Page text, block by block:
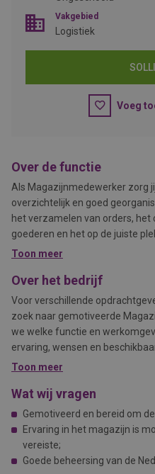
Vakgebied
Logistiek
Voeg
Over de functie
Als Magazijnmedewerker zorg
overzichtelijk en goed
het verzamelen van orders,
goederen en het op de juiste
werk je nauwkeurig en zorg je
Toon meer
Over het bedrijf
Voor verschillende
zoek naar gemotiveerde
we welke functie en
ervaring, wensen en
van een werkplek waar jij goed
Toon meer
Wat wij vragen
Gemotiveerd en bereid om
Ervaring in het magazijn is
vereiste;
Goede beheersing van de